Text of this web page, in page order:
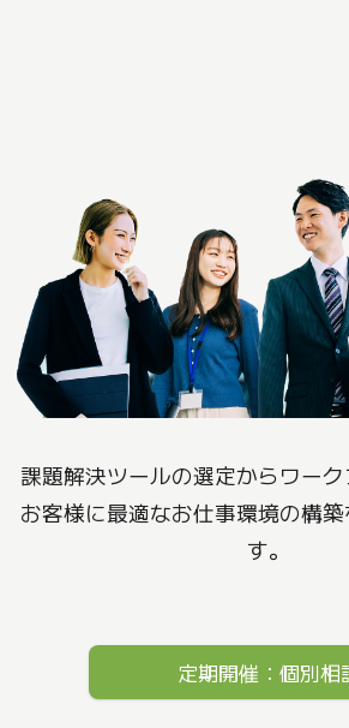
課題解決ツールの選定からワーク
お客様に最適なお仕事環境の構
す。
定期開催：個別相